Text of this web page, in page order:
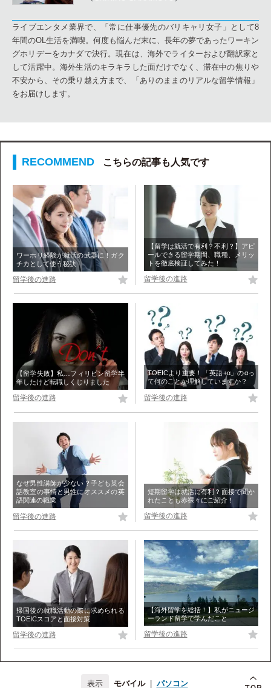
ライブエンタメ業界で、「常に仕事優先のバリキャリ女子」として8
年間のOL生活を満喫。何度も悩んだ末に、長年の夢であったワーキン
グホリデーをカナダで決行。現在は、海外でライターおよび翻訳家と
して活躍中。海外生活のキラキラした面だけでなく、滞在中の焦りや
不安から、その乗り越え方まで、「ありのままのリアルな留学情報」
をお届けします。
こちらの記事も人気です
ワーホリ経験が就活の武器に！ガク
チカとして使う秘訣
留学後の進路
【留学は就活で有利？不利？】アピ
ールできる留学期間、職種、メリッ
トを徹底検証してみた！
留学後の進路
【留学失敗】私…フィリピン留学半
年したけど転職しくじりました
留学後の進路
TOEICより重要！「英語+α」のαっ
て何のことか理解していますか？
留学後の進路
なぜ男性講師が少ない？子ども英会
話教室の事情と男性にオススメの英
語関連の職業
留学後の進路
短期留学は就活に有利？面接で聞か
れたことも赤裸々にご紹介！
留学後の進路
帰国後の就職活動の際に求められる
TOEICスコアと面接対策
留学後の進路
【海外留学を総括！】私がニュージ
ーランド留学で学んだこと
留学後の進路
モバイル パソコン